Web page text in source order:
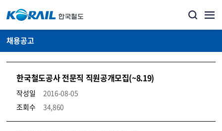
채용공고
한국철도공사 전문직 직원공개모집(~8.19)
작성일
2016-08-05
조회수
34,860
코레일소개_경영공시_채용공고 상세보기 – 내용, 파일, 담당자 연락처로 구성